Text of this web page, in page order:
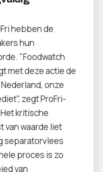
hebben de
hun
"Foodwatch
met deze actie de
onze
zegt ProFri-
kritische
van waarde liet
separatorvlees
proces is zo
van